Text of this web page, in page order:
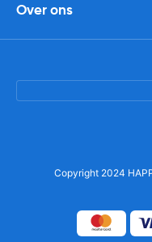
Over ons
Copyright 2024